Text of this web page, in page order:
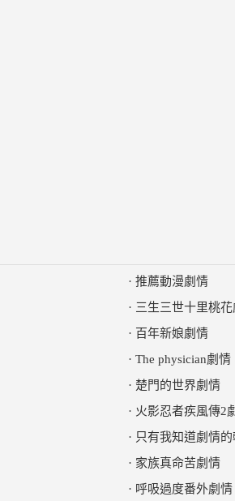
· 推薦動漫劇情
· 三生三世十里桃花
· 百年新娘劇情
· The physician劇情
· 楚門的世界劇情
· 火影忍者疾風傳2
· 只有我知道劇情
· 家族真命苦劇情
· 呼吸過度番外劇情